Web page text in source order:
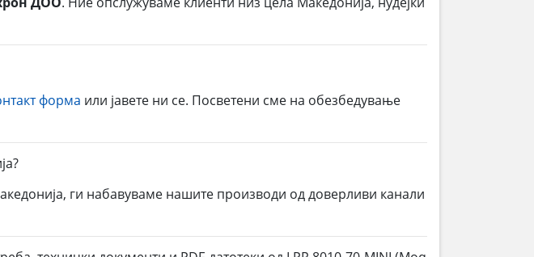
форма или јавете ни се. Посветени сме на обезбедување
ги набавуваме нашите производи од доверливи канали